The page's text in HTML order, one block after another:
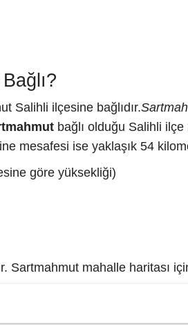
Salihli ilçesine bağlıdır.
bağlı olduğu Salihli
mesafesi ise yaklaşık 54
göre yüksekliği)
Sartmahmut mahalle haritası